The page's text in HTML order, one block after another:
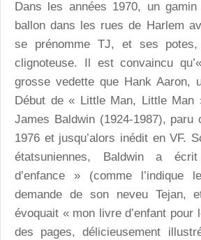
Dans les années 1970, un
ballon dans les rues de Harlem
se prénomme TJ, et ses
clignoteuse. Il est convaincu
grosse vedette que Hank Aaron,
Début de « Little Man, Little Man
James Baldwin (1924-1987), paru
1976 et jusqu’alors inédit en VF.
étatsuniennes, Baldwin a
d’enfance » (comme l’indique
demande de son neveu Tejan,
évoquait « mon livre d’enfant pour
des pages, délicieusement